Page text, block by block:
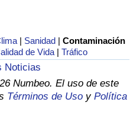
| Sanidad |Contaminación
de Vida |Tráfico
Noticias
Numbeo. El uso de este
Términos de Uso y Política